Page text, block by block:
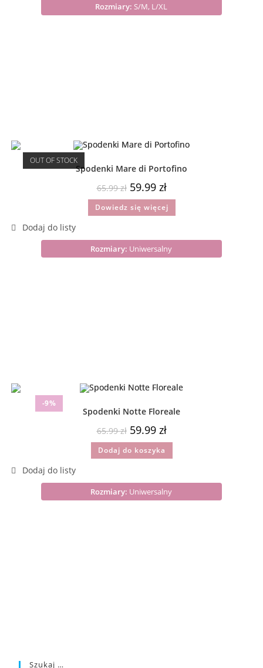
Rozmiary:S/M, L/XL
OUT OF STOCK
Spodenki Mare di Portofino
65.99zł 59.99 zł
Dowiedz się więcej
Rozmiary: Uniwersalny
-9%
Spodenki Notte Floreale
65.99zł 59.99 zł
Dodaj do koszyka
Rozmiary: Uniwersalny
Szukaj …